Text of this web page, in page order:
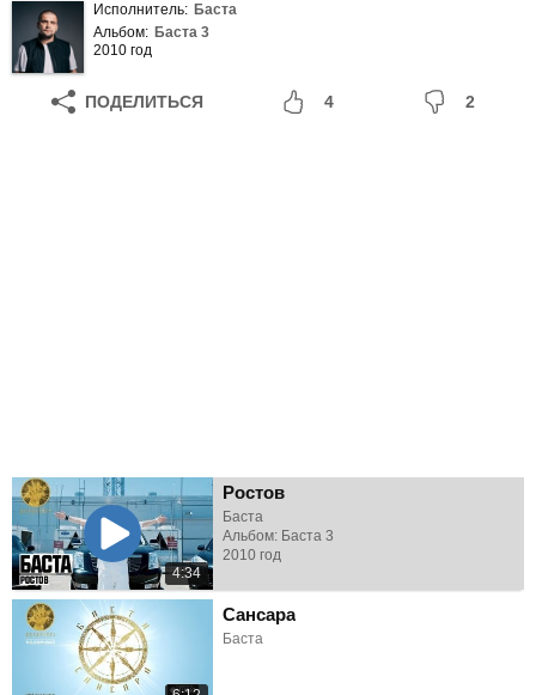
Исполнитель: Баста
Альбом: Баста 3
2010 год
ПОДЕЛИТЬСЯ 4 2
4:34
Ростов
Баста
Альбом: Баста 3
2010 год
Сансара
Баста